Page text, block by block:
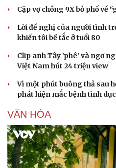
Dinh dưỡng - món ngon
Cây thuốc
Nhi khoa
Nam khoa
Phòng mạch online
Ăn sạch sống khỏe
Cặp vợ chồng 9X bỏ phố về
Lời đề nghị của người tình
khiến tôi bế tắc ở tuổi 80
Clip anh Tây 'phê' và ngơ
Việt Nam hút 24 triệu view
Vì một phút buông thả sau
phát hiện mắc bệnh tình dục
VĂN HÓA